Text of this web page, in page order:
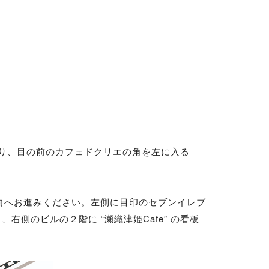
目の前のカフェドクリエの角を左に入る
へお進みください。左側に目印のセブンイレブ
右側のビルの２階に “瀬織津姫Cafe” の看板